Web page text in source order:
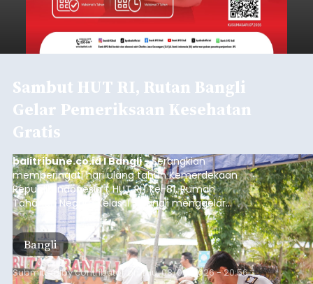
Sambut HUT RI, Rutan Bangli
Gelar Pemeriksaan Kesehatan
Gratis
balitribune.co.id I Bangli -Serangkian
memperingati hari ulang tahun Kemerdekaan
Republik Indonesia ( HUT RI) ke-81, Rumah
Tahanan Negara Kelas II B Bangli menggelar
kegiatan pemeriksaan kesehatan gratis, Rabu
(6/8/2026).
Bangli
Submitted bycontributor Thu, 08/06/2026 - 20:56